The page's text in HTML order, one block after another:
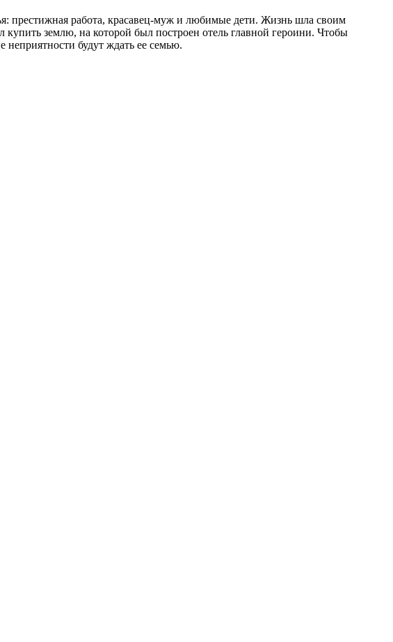
престижная работа, красавец-муж и любимые дети. Жизнь шла своим
землю, на которой был построен отель главной героини. Чтобы
будут ждать ее семью.